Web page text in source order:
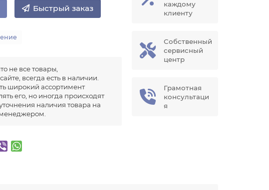
Быстрый заказ
не все товары,
всегда есть в наличии.
широкий ассортимент
его, но иногда происходят
наличия товара на
каждому
клиенту
Собственный
сервисный
центр
Грамотная
консультаци
я